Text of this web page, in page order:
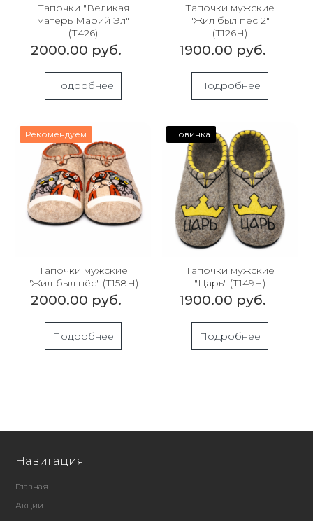
Тапочки "Великая
матерь Марий Эл"
(Т426)
2000.00 руб.
Подробнее
Тапочки мужские
"Жил был пес 2"
(Т126Н)
1900.00 руб.
Подробнее
Рекомендуем
Тапочки мужские
"Жил-был пёс" (Т158Н)
2000.00 руб.
Подробнее
Новинка
Тапочки мужские
"Царь" (Т149Н)
1900.00 руб.
Подробнее
Навигация
Главная
Акции